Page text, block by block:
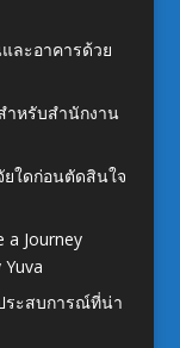
ละอาคารด้วย
หรับสำนักงาน
ใดก่อนตัดสินใจ
a Journey
ระสบการณ์ที่น่า